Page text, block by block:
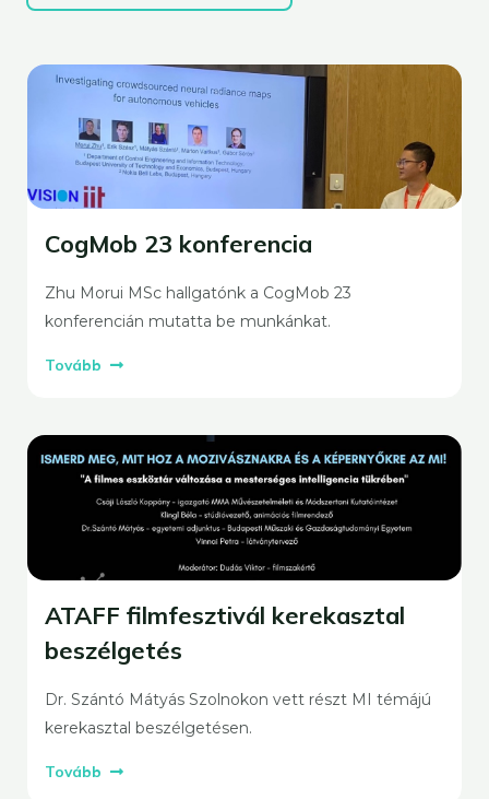
CogMob 23 konferencia
Zhu Morui MSc hallgatónk a CogMob 23
konferencián mutatta be munkánkat.
Tovább
ATAFF filmfesztivál kerekasztal
beszélgetés
Dr. Szántó Mátyás Szolnokon vett részt MI témájú
kerekasztal beszélgetésen.
Tovább